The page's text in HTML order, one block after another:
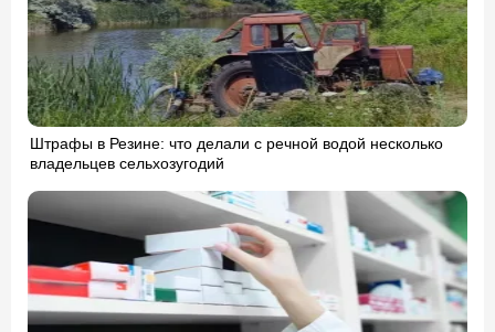
Штрафы в Резине: что делали с речной водой несколько
владельцев сельхозугодий